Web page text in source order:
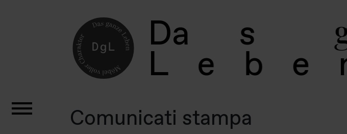
Da s
L e b e
Comunicati stampa